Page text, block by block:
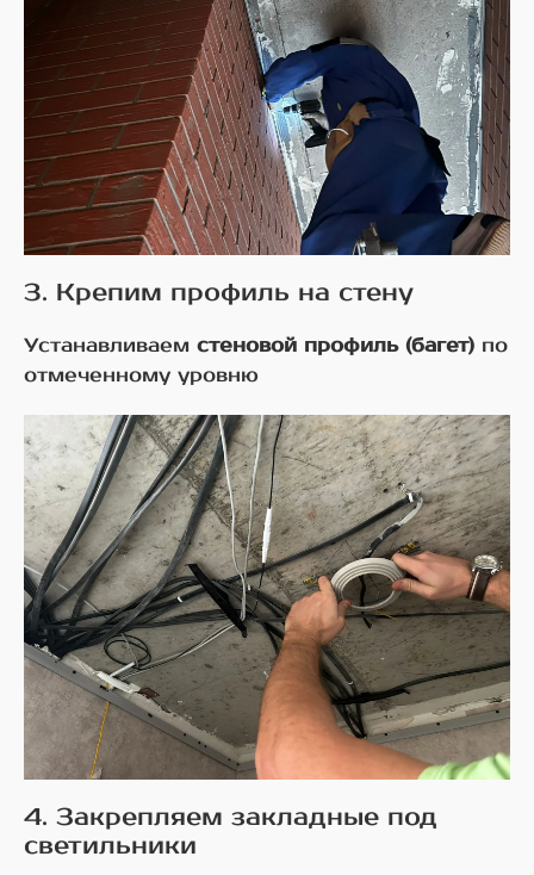
3. Крепим профиль на стену
Устанавливаем стеновой профиль (багет) по
отмеченному уровню
4. Закрепляем закладные под
светильники